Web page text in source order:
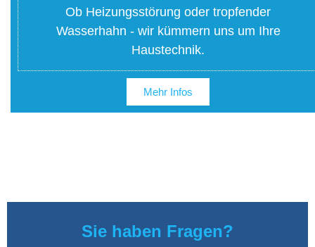
Ob Heizungsstörung oder tropfender
Wasserhahn - wir kümmern uns um Ihre
Haustechnik.
Mehr Infos
Sie haben Fragen?